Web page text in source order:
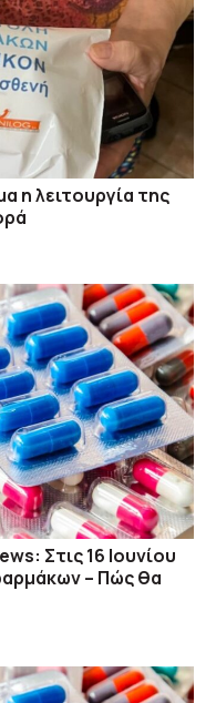
η λειτουργία της
Στις 16 Ιουνίου
– Πώς θα